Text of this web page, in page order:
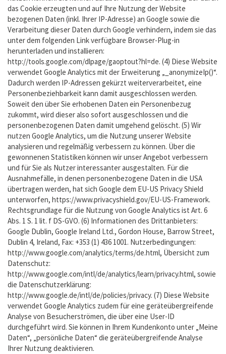
das Cookie erzeugten und auf Ihre Nutzung der Website
bezogenen Daten (inkl. Ihrer IP-Adresse) an Google sowie die
Verarbeitung dieser Daten durch Google verhindern, indem sie das
unter dem folgenden Link verfügbare Browser-Plug-in
herunterladen und installieren:
http://tools.google.com/dlpage/gaoptout?hl=de. (4) Diese Website
verwendet Google Analytics mit der Erweiterung „_anonymizeIp()“.
Dadurch werden IP-Adressen gekürzt weiterverarbeitet, eine
Personenbeziehbarkeit kann damit ausgeschlossen werden.
Soweit den über Sie erhobenen Daten ein Personenbezug
zukommt, wird dieser also sofort ausgeschlossen und die
personenbezogenen Daten damit umgehend gelöscht. (5) Wir
nutzen Google Analytics, um die Nutzung unserer Website
analysieren und regelmäßig verbessern zu können. Über die
gewonnenen Statistiken können wir unser Angebot verbessern
und für Sie als Nutzer interessanter ausgestalten. Für die
Ausnahmefälle, in denen personenbezogene Daten in die USA
übertragen werden, hat sich Google dem EU-US Privacy Shield
unterworfen, https://www.privacyshield.gov/EU-US-Framework.
Rechtsgrundlage für die Nutzung von Google Analytics ist Art. 6
Abs. 1 S. 1 lit. f DS-GVO. (6) Informationen des Drittanbieters:
Google Dublin, Google Ireland Ltd., Gordon House, Barrow Street,
Dublin 4, Ireland, Fax: +353 (1) 436 1001. Nutzerbedingungen:
http://www.google.com/analytics/terms/de.html, Übersicht zum
Datenschutz:
http://www.google.com/intl/de/analytics/learn/privacy.html, sowie
die Datenschutzerklärung:
http://www.google.de/intl/de/policies/privacy. (7) Diese Website
verwendet Google Analytics zudem für eine geräteübergreifende
Analyse von Besucherströmen, die über eine User-ID
durchgeführt wird. Sie können in Ihrem Kundenkonto unter „Meine
Daten“, „persönliche Daten“ die geräteübergreifende Analyse
Ihrer Nutzung deaktivieren.